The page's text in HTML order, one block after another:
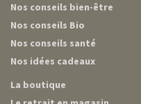
Nos conseils bien-être
Nos conseils Bio
Nos conseils santé
Nos idées cadeaux
La boutique